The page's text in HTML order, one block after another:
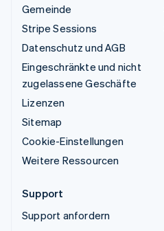
Gemeinde
Stripe Sessions
Datenschutz und AGB
Eingeschränkte und nicht
zugelassene Geschäfte
Lizenzen
Sitemap
Cookie-Einstellungen
Weitere Ressourcen
Support
Support anfordern